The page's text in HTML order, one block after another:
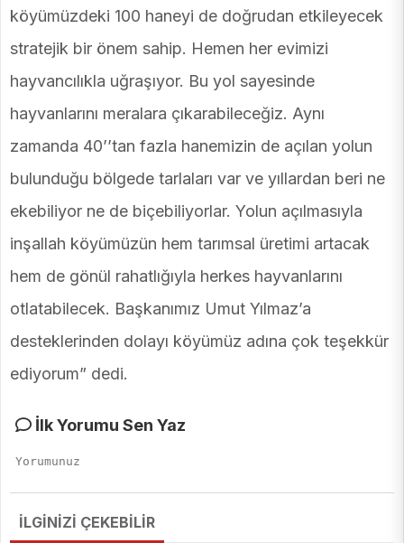
köyümüzdeki 100 haneyi de doğrudan etkileyecek
stratejik bir önem sahip. Hemen her evimizi
hayvancılıkla uğraşıyor. Bu yol sayesinde
hayvanlarını meralara çıkarabileceğiz. Aynı
zamanda 40’’tan fazla hanemizin de açılan yolun
bulunduğu bölgede tarlaları var ve yıllardan beri ne
ekebiliyor ne de biçebiliyorlar. Yolun açılmasıyla
inşallah köyümüzün hem tarımsal üretimi artacak
hem de gönül rahatlığıyla herkes hayvanlarını
otlatabilecek. Başkanımız Umut Yılmaz’a
desteklerinden dolayı köyümüz adına çok teşekkür
ediyorum” dedi.
İlk Yorumu Sen Yaz
İLGİNİZİ ÇEKEBİLİR